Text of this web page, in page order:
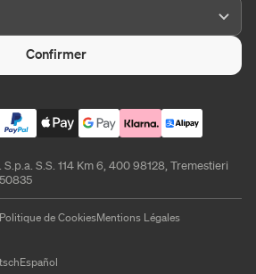
Confirmer
S.S. 114 Km 6, 400 98128, Tremestieri
Politique de CookiesMentions Légales
Español